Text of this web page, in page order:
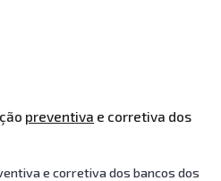
preventiva e corretiva dos
e corretiva dos bancos dos